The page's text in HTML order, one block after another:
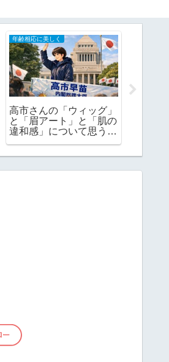
家庭用品・日用品使用レポ
あまりにもバッグがごち
ゃごちゃ！お薬手帳やお
金が入る本革ケースを使